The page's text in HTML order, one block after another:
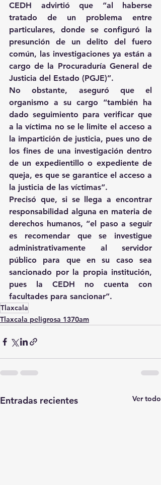
CEDH advirtió que “al haberse
tratado de un problema entre
particulares, donde se configuró la
presunción de un delito del fuero
común, las investigaciones ya están a
cargo de la Procuraduría General de
Justicia del Estado (PGJE)”.
No obstante, aseguró que el
organismo a su cargo “también ha
dado seguimiento para verificar que
a la víctima no se le limite el acceso a
la impartición de justicia, pues uno de
los fines de una investigación dentro
de un expedientillo o expediente de
queja, es que se garantice el acceso a
la justicia de las víctimas”.
Precisó que, si se llega a encontrar
responsabilidad alguna en materia de
derechos humanos, “el paso a seguir
es recomendar que se investigue
administrativamente al servidor
público para que en su caso sea
sancionado por la propia institución,
pues la CEDH no cuenta con
facultades para sancionar”.
Tlaxcala
Tlaxcala peligrosa 1370am
Entradas recientes Ver todo